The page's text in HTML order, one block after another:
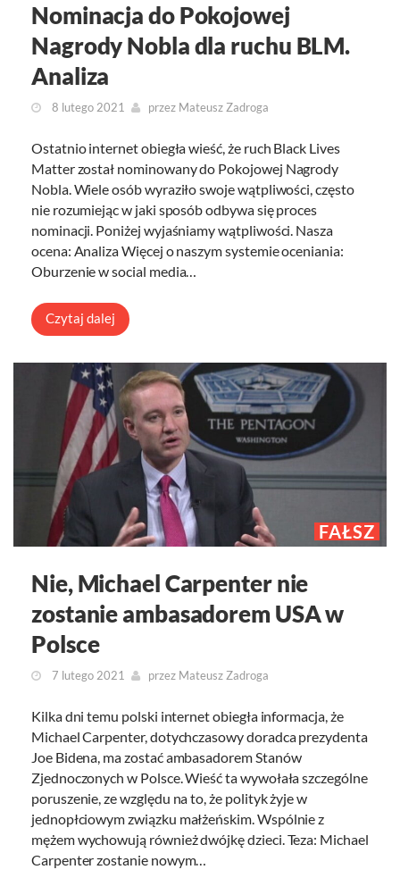
Nominacja do Pokojowej
Nagrody Nobla dla ruchu BLM.
Analiza
8 lutego 2021 przez Mateusz Zadroga
Ostatnio internet obiegła wieść, że ruch Black Lives
Matter został nominowany do Pokojowej Nagrody
Nobla. Wiele osób wyraziło swoje wątpliwości, często
nie rozumiejąc w jaki sposób odbywa się proces
nominacji. Poniżej wyjaśniamy wątpliwości. Nasza
ocena: Analiza Więcej o naszym systemie oceniania:
Oburzenie w social media…
Czytaj dalej
FAŁSZ
Nie, Michael Carpenter nie
zostanie ambasadorem USA w
Polsce
7 lutego 2021 przez Mateusz Zadroga
Kilka dni temu polski internet obiegła informacja, że
Michael Carpenter, dotychczasowy doradca prezydenta
Joe Bidena, ma zostać ambasadorem Stanów
Zjednoczonych w Polsce. Wieść ta wywołała szczególne
poruszenie, ze względu na to, że polityk żyje w
jednopłciowym związku małżeńskim. Wspólnie z
mężem wychowują również dwójkę dzieci. Teza: Michael
Carpenter zostanie nowym…